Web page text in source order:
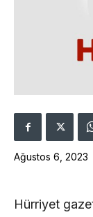
Ağustos 6, 2023
Hürriyet